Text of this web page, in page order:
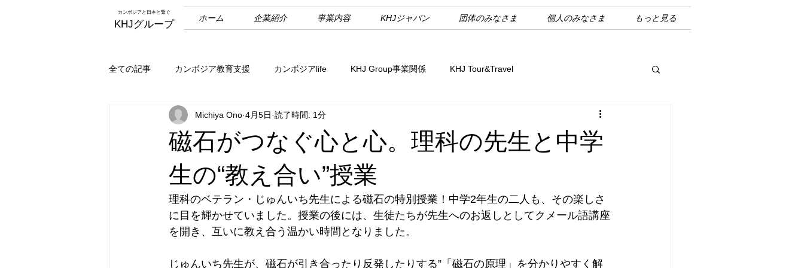
カンボジアと日本と繋ぐ
KHJグループ
ホーム 企業紹介 事業内容 KHJジャパン 団体のみなさま 個人のみなさま もっと見る
全ての記事 カンボジア教育支援 カンボジアlife KHJ Group事業関係 KHJ Tour&Travel
磁石がつなぐ心と心。理科の先生と中学
生の“教え合い”授業
Michiya Ono 4月5日 読了時間: 1分
理科のベテラン・じゅんいち先生による磁石の特別授業！中学2年生の二人も、その楽しさ
に目を輝かせていました。授業の後には、生徒たちが先生へのお返しとしてクメール語講座
を開き、互いに教え合う温かい時間となりました。
じゅんいち先生が、磁石が引き合ったり反発したりする”「磁石の原理」を分かりやすく解